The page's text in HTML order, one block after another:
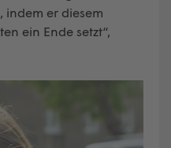
indem er diesem
ein Ende setzt“,